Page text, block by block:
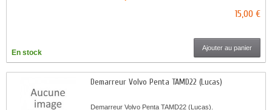
15,00 €
En stock
Ajouter au panier
Demarreur Volvo Penta TAMD22 (Lucas)
Demarreur Volvo Penta TAMD22 (Lucas).